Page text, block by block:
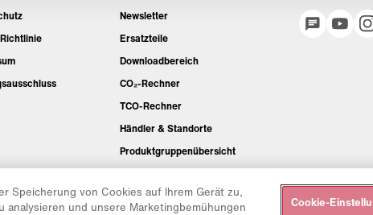
Newsletter
Ersatzteile
Downloadbereich
CO₂-Rechner
TCO-Rechner
Händler & Standorte
Produktgruppenübersicht
CollabHub Login
Speicherung von Cookies auf Ihrem Gerät zu,
und unsere Marketingbemühungen
Cookie-